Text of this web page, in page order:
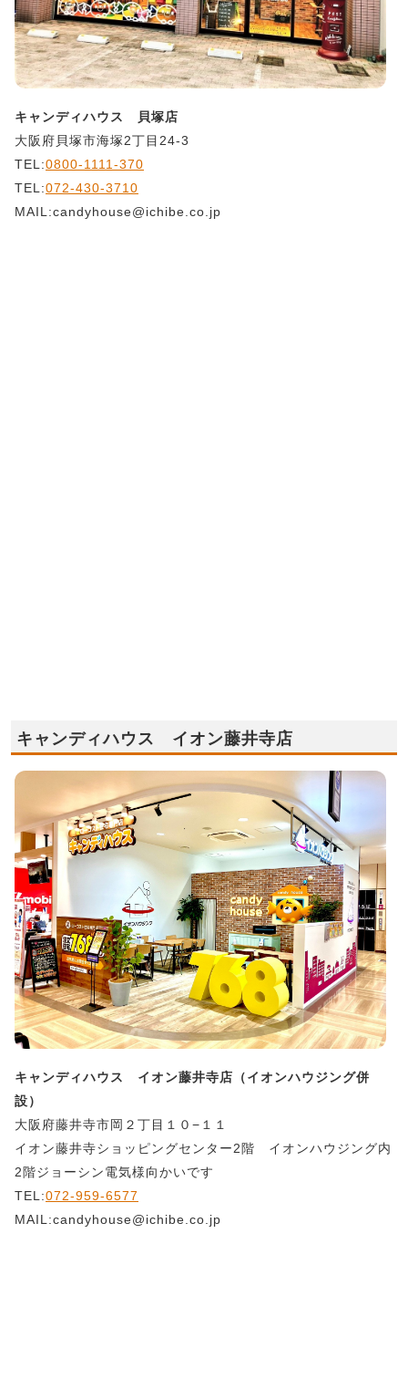
キャンディハウス 貝塚店
大阪府貝塚市海塚2丁目24-3
TEL:0800-1111-370
TEL:072-430-3710
MAIL:candyhouse@ichibe.co.jp
キャンディハウス イオン藤井寺店
キャンディハウス イオン藤井寺店（イオンハウジング併
設）
大阪府藤井寺市岡２丁目１０−１１
イオン藤井寺ショッピングセンター2階 イオンハウジング内
2階ジョーシン電気様向かいです
TEL:072-959-6577
MAIL:candyhouse@ichibe.co.jp